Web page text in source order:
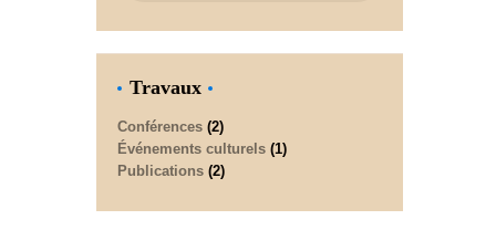
Travaux
Conférences (2)
Événements culturels (1)
Publications (2)